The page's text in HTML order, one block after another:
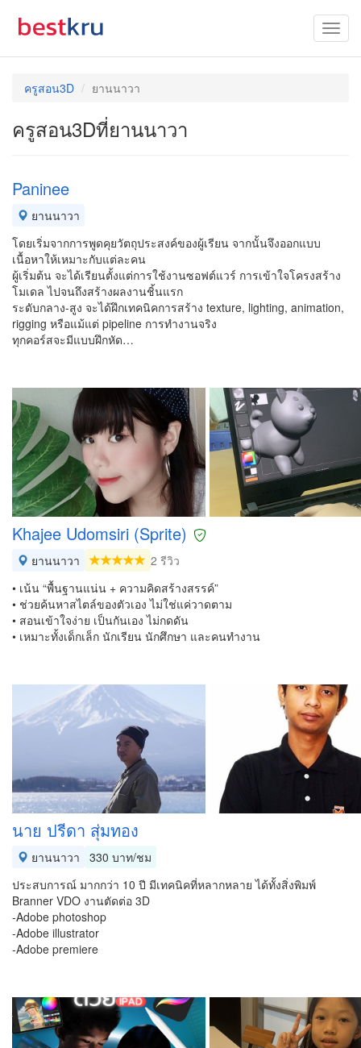
ครูสอน3D ยานนาวา
ครูสอน3Dที่ยานนาวา
Paninee
ยานนาวา
โดยเริ่มจากการพูดคุยวัตถุประสงค์ของผู้เรียน จากนั้นจึงออกแบบ
เนื้อหาให้เหมาะกับแต่ละคน
ผู้เริ่มต้น จะได้เรียนตั้งแต่การใช้งานซอฟต์แวร์ การเข้าใจโครงสร้าง
โมเดล ไปจนถึงสร้างผลงานชิ้นแรก
ระดับกลาง-สูง จะได้ฝึกเทคนิคการสร้าง texture, lighting, animation,
rigging หรือแม้แต่ pipeline การทำงานจริง
ทุกคอร์สจะมีแบบฝึกหัด…
Khajee Udomsiri (Sprite)
ยานนาวา
2 รีวิว
• เน้น “พื้นฐานแน่น + ความคิดสร้างสรรค์”
• ช่วยค้นหาสไตล์ของตัวเอง ไม่ใช่แค่วาดตาม
• สอนเข้าใจง่าย เป็นกันเอง ไม่กดดัน
• เหมาะทั้งเด็กเล็ก นักเรียน นักศึกษา และคนทำงาน
นาย ปรีดา สุ่มทอง
ยานนาวา
330 บาท/ชม
ประสบการณ์ มากกว่า 10 ปี มีเทคนิคที่หลากหลาย ได้ทั้งสิ่งพิมพ์
Branner VDO งานตัดต่อ 3D
-Adobe photoshop
-Adobe illustrator
-Adobe premiere